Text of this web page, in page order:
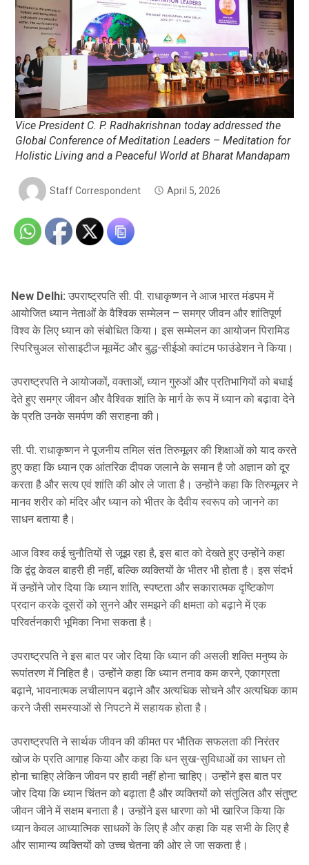
Vice President C. P. Radhakrishnan today addressed the
Global Conference of Meditation Leaders – Meditation for
Holistic Living and a Peaceful World at Bharat Mandapam
Staff Correspondent April 5, 2026
New Delhi: उपराष्ट्रपति सी. पी. राधाकृष्णन ने आज भारत मंडपम में
आयोजित ध्यान नेताओं के वैश्विक सम्मेलन – समग्र जीवन और शांतिपूर्ण
विश्व के लिए ध्यान को संबोधित किया। इस सम्मेलन का आयोजन पिरामिड
स्पिरिचुअल सोसाइटीज मूवमेंट और बुद्ध-सीईओ क्वांटम फाउंडेशन ने किया।
उपराष्ट्रपति ने आयोजकों, वक्ताओं, ध्यान गुरुओं और प्रतिभागियों को बधाई
देते हुए समग्र जीवन और वैश्विक शांति के मार्ग के रूप में ध्यान को बढ़ावा देने
के प्रति उनके समर्पण की सराहना की।
सी. पी. राधाकृष्णन ने पूजनीय तमिल संत तिरुमूलर की शिक्षाओं को याद करते
हुए कहा कि ध्यान एक आंतरिक दीपक जलाने के समान है जो अज्ञान को दूर
करता है और सत्य एवं शांति की ओर ले जाता है। उन्होंने कहा कि तिरुमूलर ने
मानव शरीर को मंदिर और ध्यान को भीतर के दैवीय स्वरूप को जानने का
साधन बताया है।
आज विश्‍व कई चुनौतियों से जूझ रहा है, इस बात को देखते हुए उन्होंने कहा
कि द्वंद्व केवल बाहरी ही नहीं, बल्कि व्यक्तियों के भीतर भी होता है। इस संदर्भ
में उन्होंने जोर दिया कि ध्यान शांति, स्पष्टता और सकारात्मक दृष्टिकोण
प्रदान करके दूसरों को सुनने और समझने की क्षमता को बढ़ाने में एक
परिवर्तनकारी भूमिका निभा सकता है।
उपराष्ट्रपति ने इस बात पर जोर दिया कि ध्यान की असली शक्ति मनुष्य के
रूपांतरण में निहित है। उन्होंने कहा कि ध्यान तनाव कम करने, एकाग्रता
बढ़ाने, भावनात्मक लचीलापन बढ़ाने और अत्यधिक सोचने और अत्यधिक काम
करने जैसी समस्याओं से निपटने में सहायक होता है।
उपराष्ट्रपति ने सार्थक जीवन की कीमत पर भौतिक सफलता की निरंतर
खोज के प्रति आगाह किया और कहा कि धन सुख-सुविधाओं का साधन तो
होना चाहिए लेकिन जीवन पर हावी नहीं होना चाहिए। उन्होंने इस बात पर
जोर दिया कि ध्यान चिंतन को बढ़ाता है और व्यक्तियों को संतुलित और संतुष्ट
जीवन जीने में सक्षम बनाता है। उन्होंने इस धारणा को भी खारिज किया कि
ध्यान केवल आध्यात्मिक साधकों के लिए है और कहा कि यह सभी के लिए है
और सामान्य व्यक्तियों को उच्च चेतना की ओर ले जा सकता है।